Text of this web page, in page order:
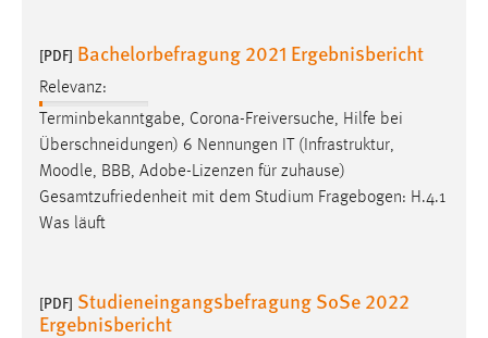
[PDF] Bachelorbefragung 2021 Ergebnisbericht
Relevanz:
Terminbekanntgabe, Corona-Freiversuche, Hilfe bei
Überschneidungen) 6 Nennungen IT (Infrastruktur,
Moodle, BBB, Adobe-Lizenzen für zuhause)
Gesamtzufriedenheit mit dem Studium Fragebogen: H.4.1
Was läuft
[PDF] Studieneingangsbefragung SoSe 2022
Ergebnisbericht